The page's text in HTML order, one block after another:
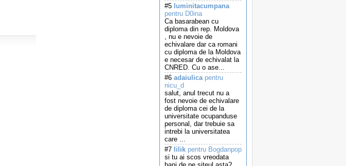
#5 luminitacumpana
pentru D0ina
Ca basarabean cu
diploma din rep. Moldova
, nu e nevoie de
echivalare dar ca romani
cu diploma de la Moldova
e necesar de echivalat la
CNRED. Cu o ase...
#6 adaiulicapentru
nicu_d
salut, anul trecut nu a
fost nevoie de echivalare
de diploma cei de la
universitate ocupanduse
personal, dar trebuie sa
intrebi la universitatea
care ...
#7 lilik pentru Bogdanpop
si tu ai scos vreodata